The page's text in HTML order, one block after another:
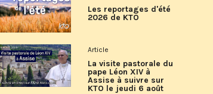
Les reportages d'été
2026 de KTO
Article
La visite pastorale du
pape Léon XIV à
Assise à suivre sur
KTO le jeudi 6 août